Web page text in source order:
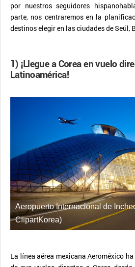
por nuestros seguidores
parte, nos centraremos en la
destinos elegir en las ciudades de Seúl,
1) ¡Llegue a Corea en vuelo
Latinoamérica!
Aeropuerto Internacional de
ClipartKorea)
La línea aérea mexicana Aeroméxico